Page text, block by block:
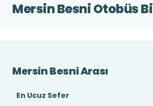
Mersin Besni Otobüs
Mersin Besni Arası
En Ucuz Sefer